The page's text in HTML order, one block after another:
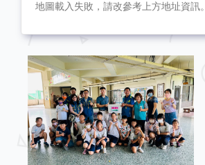
地圖載入失敗，請改參考上方地址資訊。